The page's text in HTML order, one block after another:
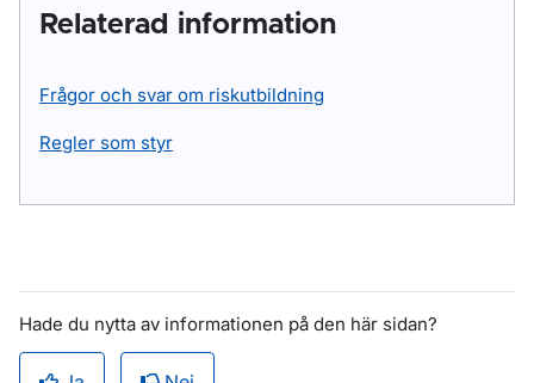
Relaterad information
Frågor och svar om riskutbildning
Regler som styr
Hade du nytta av informationen på den här sidan?